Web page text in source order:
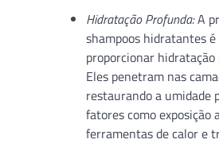
Hidratação Profunda:A
shampoos hidratantes é
proporcionar hidratação
Eles penetram nas
restaurando a umidade
fatores como exposição
ferramentas de calor e